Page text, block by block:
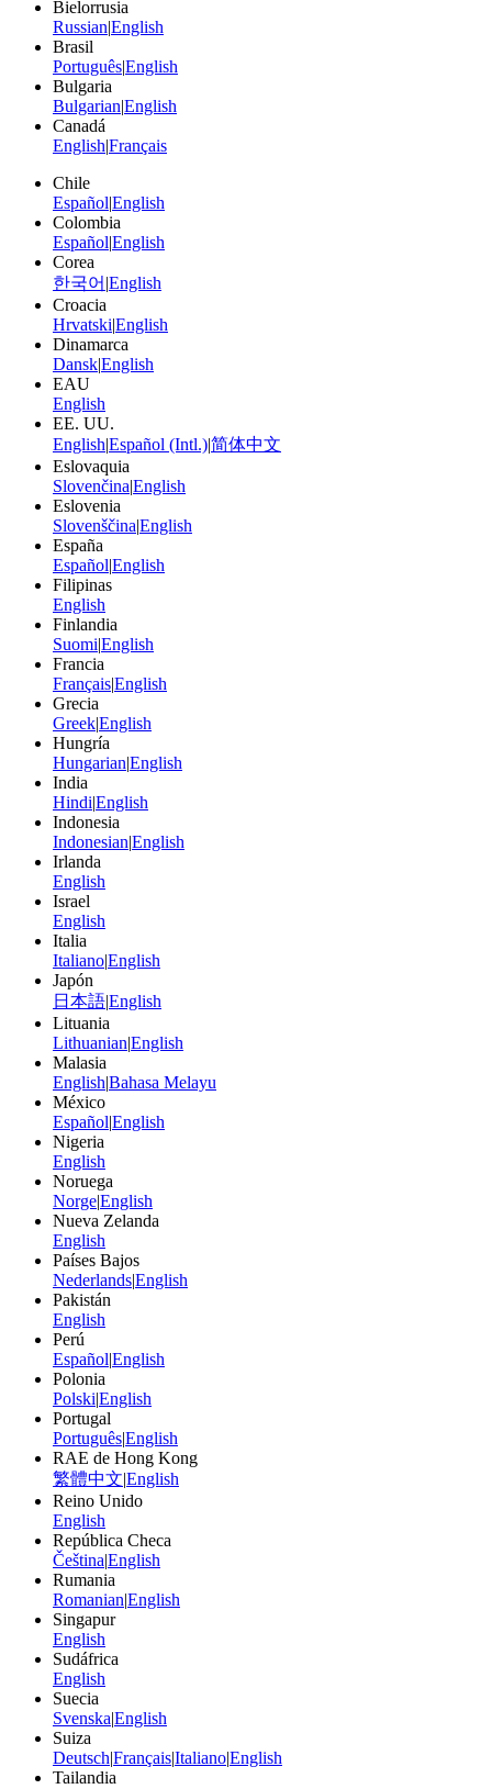
Bielorrusia
Russian|English
Brasil
Português|English
Bulgaria
Bulgarian|English
Canadá
English|Français
Chile
Español|English
Colombia
Español|English
Corea
한국어 |English
Croacia
Hrvatski|English
Dinamarca
Dansk|English
EAU
English
EE. UU.
English|Español (Intl.)|简体中文
Eslovaquia
Slovenčina|English
Eslovenia
Slovenščina|English
España
Español|English
Filipinas
English
Finlandia
Suomi|English
Francia
Français|English
Grecia
Greek|English
Hungría
Hungarian|English
India
Hindi|English
Indonesia
Indonesian|English
Irlanda
English
Israel
English
Italia
Italiano|English
Japón
日本語|English
Lituania
Lithuanian|English
Malasia
English|Bahasa Melayu
México
Español|English
Nigeria
English
Noruega
Norge|English
Nueva Zelanda
English
Países Bajos
Nederlands|English
Pakistán
English
Perú
Español|English
Polonia
Polski|English
Portugal
Português|English
RAE de Hong Kong
繁體中文|English
Reino Unido
English
República Checa
Čeština|English
Rumania
Romanian|English
Singapur
English
Sudáfrica
English
Suecia
Svenska|English
Suiza
Deutsch|Français|Italiano|English
Tailandia